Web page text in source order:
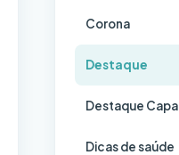
Corona
Destaque
Destaque Capa
Dicas de saúde